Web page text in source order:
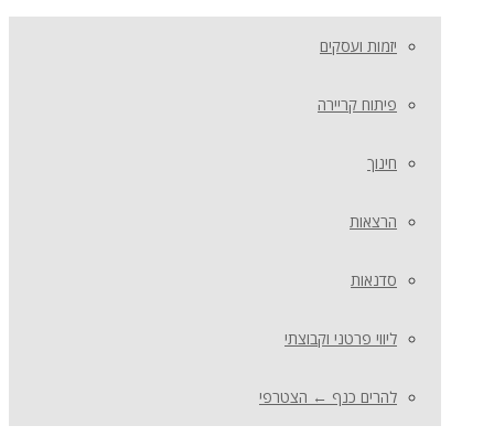
יזמות ועסקים
פיתוח קריירה
חינוך
הרצאות
סדנאות
ליווי פרטני וקבוצתי
להרים כנף ← הצטרפי